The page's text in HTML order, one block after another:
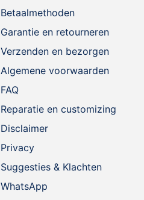
Betaalmethoden
Garantie en retourneren
Verzenden en bezorgen
Algemene voorwaarden
FAQ
Reparatie en customizing
Disclaimer
Privacy
Suggesties & Klachten
WhatsApp